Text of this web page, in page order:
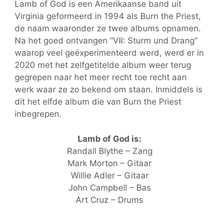
Lamb of God is een Amerikaanse band uit
Virginia geformeerd in 1994 als Burn the Priest,
de naam waaronder ze twee albums opnamen.
Na het goed ontvangen “VII: Sturm und Drang”
waarop veel geëxperimenteerd werd, werd er in
2020 met het zelfgetitelde album weer terug
gegrepen naar het meer recht toe recht aan
werk waar ze zo bekend om staan. Inmiddels is
dit het elfde album die van Burn the Priest
inbegrepen.
Lamb of God is:
Randall Blythe – Zang
Mark Morton – Gitaar
Willie Adler – Gitaar
John Campbell – Bas
Art Cruz – Drums